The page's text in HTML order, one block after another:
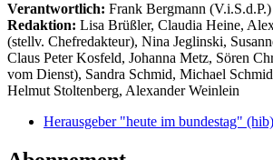
Verantwortlich: Frank Bergmann (V.i.S.d.P.)
Redaktion: Lisa Brüßler, Claudia Heine,
(stellv. Chefredakteur), Nina Jeglinski,
Claus Peter Kosfeld, Johanna Metz, Sören
vom Dienst), Sandra Schmid, Michael
Helmut Stoltenberg, Alexander Weinlein
Herausgeber "heute im bundestag" (hib)